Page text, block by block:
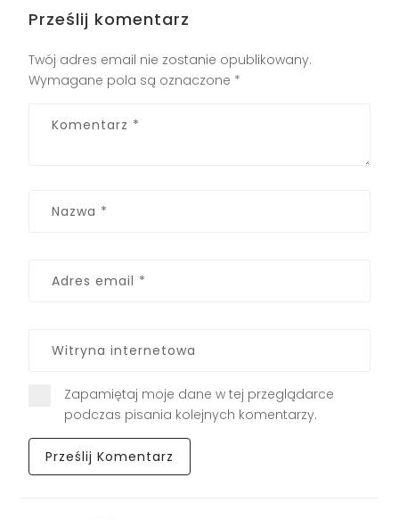
Prześlij komentarz
Twój adres email nie zostanie opublikowany.
Wymagane pola są oznaczone *
Zapamiętaj moje dane w tej przeglądarce
podczas pisania kolejnych komentarzy.